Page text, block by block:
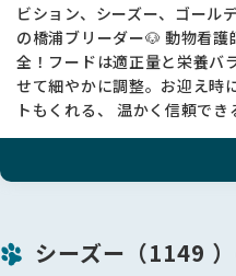
ビション、シーズー、ゴール
の橋浦ブリーダー🐶 動物看
全！フードは適正量と栄養バ
せて細やかに調整。お迎え時
トもくれる、 温かく信頼で
シーズー（1149